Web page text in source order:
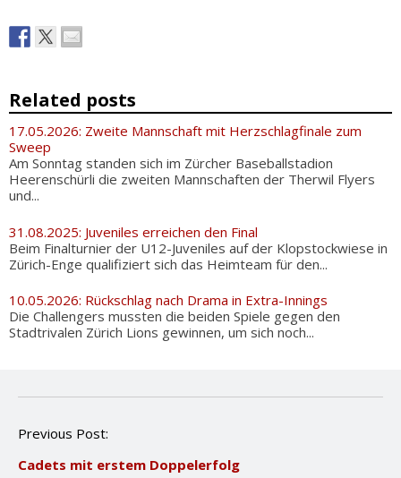
Related posts
17.05.2026: Zweite Mannschaft mit Herzschlagfinale zum
Sweep
Am Sonntag standen sich im Zürcher Baseballstadion
Heerenschürli die zweiten Mannschaften der Therwil Flyers
und...
31.08.2025: Juveniles erreichen den Final
Beim Finalturnier der U12-Juveniles auf der Klopstockwiese in
Zürich-Enge qualifiziert sich das Heimteam für den...
10.05.2026: Rückschlag nach Drama in Extra-Innings
Die Challengers mussten die beiden Spiele gegen den
Stadtrivalen Zürich Lions gewinnen, um sich noch...
P
s
Previous Post:
Cadets mit erstem Doppelerfolg